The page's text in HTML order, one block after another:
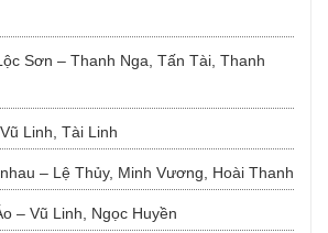
Sơn – Thanh Nga, Tấn Tài, Thanh
Linh, Tài Linh
– Lệ Thủy, Minh Vương, Hoài Thanh
– Vũ Linh, Ngọc Huyền